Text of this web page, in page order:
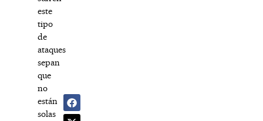
este
tipo
de
ataques
sepan
que
no
están
solas